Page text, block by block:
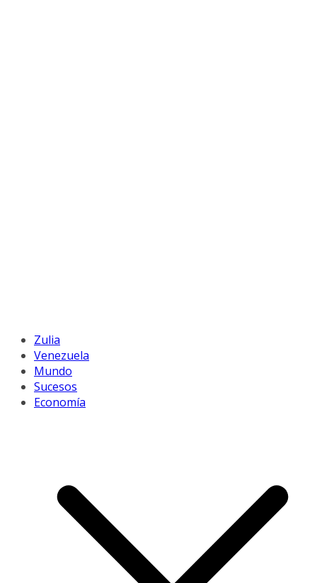
Zulia
Venezuela
Mundo
Sucesos
Economía